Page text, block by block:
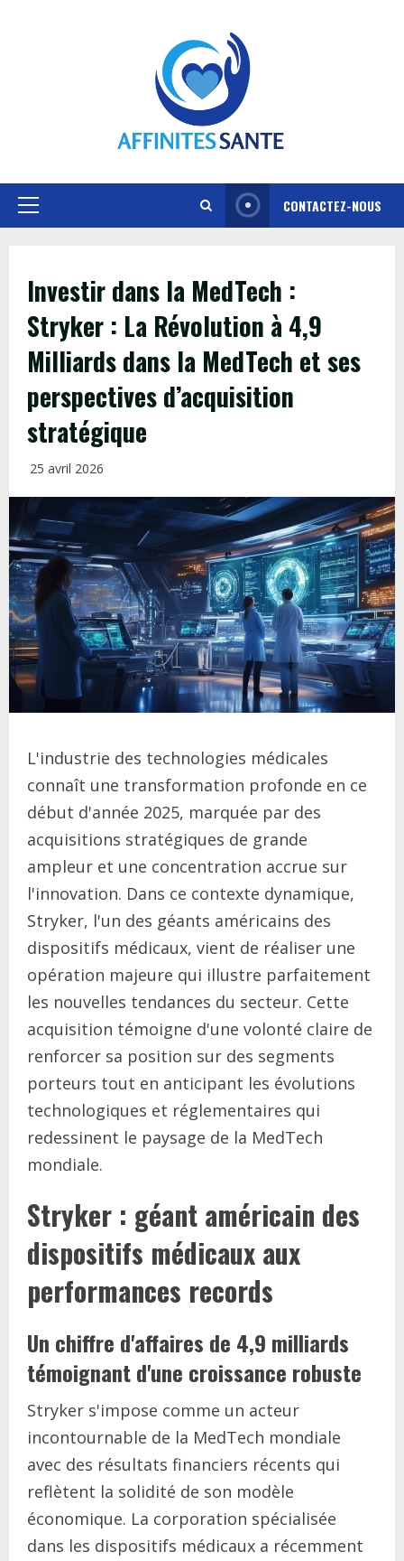
Primary
CONTACTEZ-NOUS
Investir dans la MedTech :
Stryker : La Révolution à 4,9
Milliards dans la MedTech et ses
perspectives d’acquisition
stratégique
25 avril 2026
L'industrie des technologies médicales
connaît une transformation profonde en ce
début d'année 2025, marquée par des
acquisitions stratégiques de grande
ampleur et une concentration accrue sur
l'innovation. Dans ce contexte dynamique,
Stryker, l'un des géants américains des
dispositifs médicaux, vient de réaliser une
opération majeure qui illustre parfaitement
les nouvelles tendances du secteur. Cette
acquisition témoigne d'une volonté claire de
renforcer sa position sur des segments
porteurs tout en anticipant les évolutions
technologiques et réglementaires qui
redessinent le paysage de la MedTech
mondiale.
Stryker : géant américain des
dispositifs médicaux aux
performances records
Un chiffre d'affaires de 4,9 milliards
témoignant d'une croissance robuste
Stryker s'impose comme un acteur
incontournable de la MedTech mondiale
avec des résultats financiers récents qui
reflètent la solidité de son modèle
économique. La corporation spécialisée
dans les dispositifs médicaux a récemment